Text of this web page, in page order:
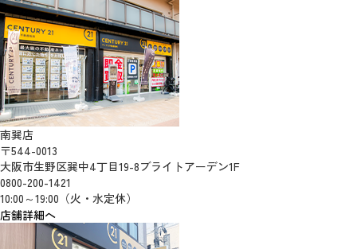
南巽店
〒544-0013
大阪市生野区巽中4丁目19-8ブライトアーデン1F
0800-200-1421
10:00～19:00（火・水定休）
店舗詳細へ